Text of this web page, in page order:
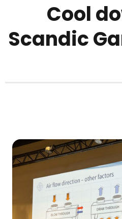
Cool
Scandic